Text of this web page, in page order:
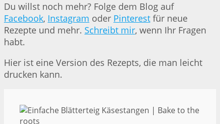
Du willst noch mehr? Folge dem Blog auf
Facebook, Instagram oder Pinterest für neue
Rezepte und mehr. Schreibt mir, wenn Ihr Fragen
habt.
Hier ist eine Version des Rezepts, die man leicht
drucken kann.